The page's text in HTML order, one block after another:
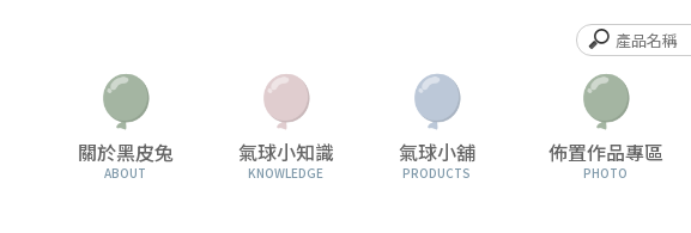
關於黑皮兔
ABOUT
氣球小知識
KNOWLEDGE
氣球小舖
PRODUCTS
佈置作品專區
PHOTO